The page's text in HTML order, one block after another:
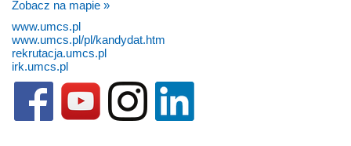
Zobacz na mapie »
www.umcs.pl
www.umcs.pl/pl/kandydat.htm
rekrutacja.umcs.pl
irk.umcs.pl